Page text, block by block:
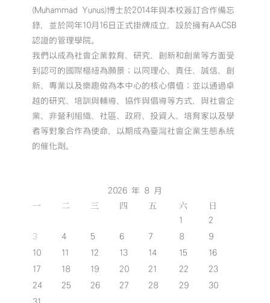
(Muhammad Yunus)博士於2014年與本校簽訂合作備忘
錄，並於同年10月16日正式掛牌成立，設於擁有AACSB
認證的管理學院。
我們以成為社會企業教育、研究、創新和創業等方面受
到認可的國際樞紐為願景；以同理心、責任、誠信、創
新、專業以及樂趣做為本中心的核心價值；並以通過卓
越的研究、培訓與輔導、協作與倡導等方式，與社會企
業、非營利組織、社區、政府、投資人、培育家以及學
者等對象合作為使命，以期成為臺灣社會企業生態系統
的催化劑。
2026 年 8 月
一 二 三 四 五 六 日
1
2
3
4 5 6 7 8
9
10
11 12 13 14 15
16
17
18 19 20 21 22
23
24
25 26 27 28 29
30